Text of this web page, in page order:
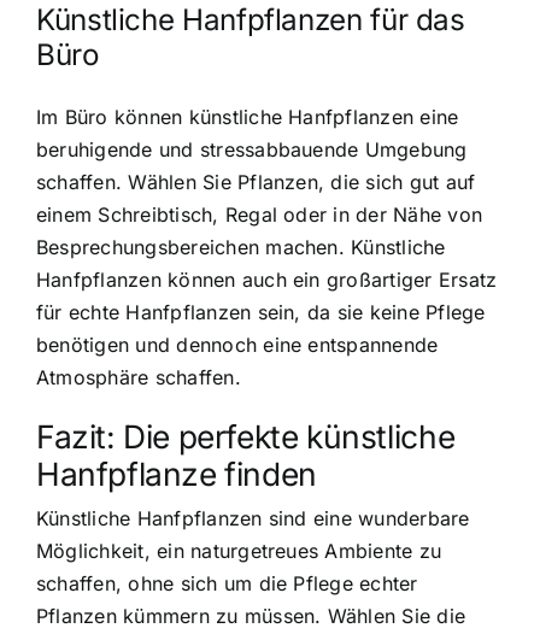
Künstliche Hanfpflanzen für das
Büro
Im Büro können künstliche Hanfpflanzen eine
beruhigende und stressabbauende Umgebung
schaffen. Wählen Sie Pflanzen, die sich gut auf
einem Schreibtisch, Regal oder in der Nähe von
Besprechungsbereichen machen. Künstliche
Hanfpflanzen können auch ein großartiger Ersatz
für echte Hanfpflanzen sein, da sie keine Pflege
benötigen und dennoch eine entspannende
Atmosphäre schaffen.
Fazit: Die perfekte künstliche
Hanfpflanze finden
Künstliche Hanfpflanzen sind eine wunderbare
Möglichkeit, ein naturgetreues Ambiente zu
schaffen, ohne sich um die Pflege echter
Pflanzen kümmern zu müssen. Wählen Sie die